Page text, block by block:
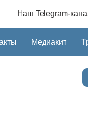
Наш Telegram-
Медиакит